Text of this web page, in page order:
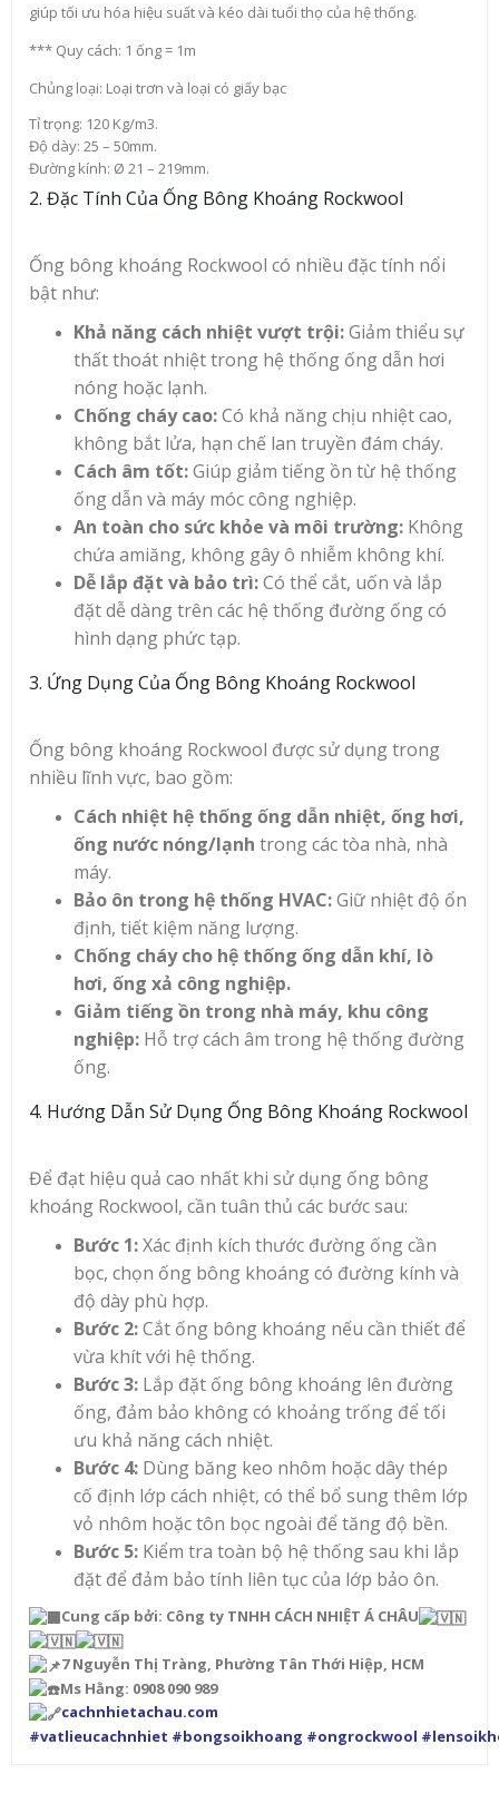
giúp tối ưu hóa hiệu suất và kéo dài tuổi thọ của hệ thống.
*** Quy cách: 1 ống = 1m
Chủng loại: Loại trơn và loại có giấy bạc
Tỉ trọng: 120 Kg/m3.
Độ dày: 25 – 50mm.
Đường kính: Ø 21 – 219mm.
2. Đặc Tính Của Ống Bông Khoáng Rockwool
Ống bông khoáng Rockwool có nhiều đặc tính nổi
bật như:
Khả năng cách nhiệt vượt trội:Giảm thiểu sự
thất thoát nhiệt trong hệ thống ống dẫn hơi
nóng hoặc lạnh.
Chống cháy cao:Có khả năng chịu nhiệt cao,
không bắt lửa, hạn chế lan truyền đám cháy.
Cách âm tốt:Giúp giảm tiếng ồn từ hệ thống
ống dẫn và máy móc công nghiệp.
An toàn cho sức khỏe và môi trường: Không
chứa amiăng, không gây ô nhiễm không khí.
Dễ lắp đặt và bảo trì:Có thể cắt, uốn và lắp
đặt dễ dàng trên các hệ thống đường ống có
hình dạng phức tạp.
3. Ứng Dụng Của Ống Bông Khoáng Rockwool
Ống bông khoáng Rockwool được sử dụng trong
nhiều lĩnh vực, bao gồm:
Cách nhiệt hệ thống ống dẫn nhiệt, ống hơi,
ống nước nóng/lạnh trong các tòa nhà, nhà
máy.
Bảo ôn trong hệ thống HVAC:Giữ nhiệt độ ổn
định, tiết kiệm năng lượng.
Chống cháy cho hệ thống ống dẫn khí, lò
hơi, ống xả công nghiệp.
Giảm tiếng ồn trong nhà máy, khu công
nghiệp: Hỗ trợ cách âm trong hệ thống đường
ống.
4. Hướng Dẫn Sử Dụng Ống Bông Khoáng Rockwool
Để đạt hiệu quả cao nhất khi sử dụng ống bông
khoáng Rockwool, cần tuân thủ các bước sau:
Bước 1:Xác định kích thước đường ống cần
bọc, chọn ống bông khoáng có đường kính và
độ dày phù hợp.
Bước 2:Cắt ống bông khoáng nếu cần thiết để
vừa khít với hệ thống.
Bước 3: Lắp đặt ống bông khoáng lên đường
ống, đảm bảo không có khoảng trống để tối
ưu khả năng cách nhiệt.
Bước 4: Dùng băng keo nhôm hoặc dây thép
cố định lớp cách nhiệt, có thể bổ sung thêm lớp
vỏ nhôm hoặc tôn bọc ngoài để tăng độ bền.
Bước 5: Kiểm tra toàn bộ hệ thống sau khi lắp
đặt để đảm bảo tính liên tục của lớp bảo ôn.
Cung cấp bởi: Công ty TNHH CÁCH NHIỆT Á CHÂU
7 Nguyễn Thị Tràng, Phường Tân Thới Hiệp, HCM
Ms Hằng: 0908 090 989
cachnhietachau.com
#vatlieucachnhiet #bongsoikhoang #ongrockwool